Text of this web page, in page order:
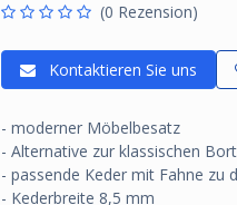
(0 Rezension)
Kontaktieren Sie uns
- moderner Möbelbesatz
- Alternative zur klassischen
- passende Keder mit Fahne zu
- Kederbreite 8,5 mm